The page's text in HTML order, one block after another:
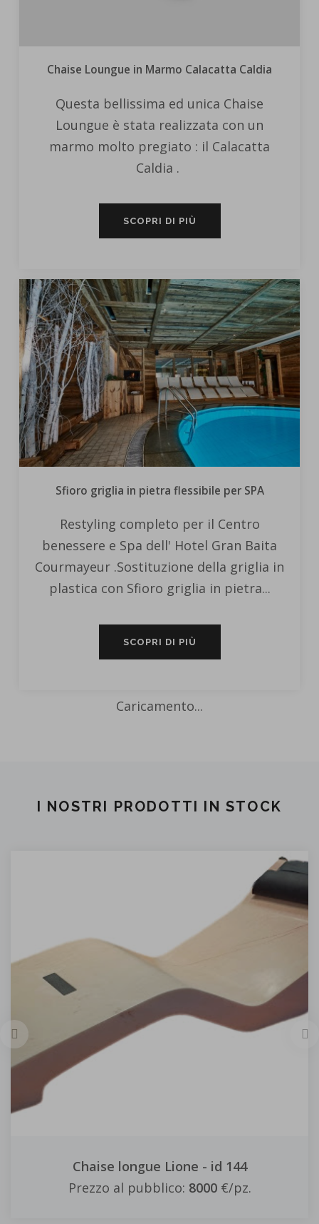
Chaise Loungue in Marmo Calacatta Caldia
Questa bellissima ed unica Chaise
Loungue è stata realizzata con un
marmo molto pregiato : il Calacatta
Caldia .
SCOPRI DI PIÙ
Sfioro griglia in pietra flessibile per SPA
Restyling completo per il Centro
benessere e Spa dell' Hotel Gran Baita
Courmayeur .Sostituzione della griglia in
plastica con Sfioro griglia in pietra...
SCOPRI DI PIÙ
Caricamento...
I NOSTRI PRODOTTI IN STOCK
Chaise longue Lione - id 144
Prezzo al pubblico: 8000€/pz.